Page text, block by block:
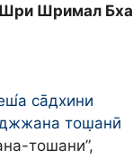
Шри Шримал
са̄дхини
тош̣анӣ
тошани”,